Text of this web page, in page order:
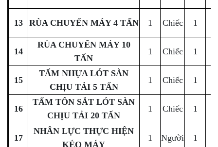
13 RÙA CHUYỂN MÁY 4 TẤN 1 Chiếc 1
14
RÙA CHUYỂN MÁY 10
TẤN
1 Chiếc 1
15
TẤM NHỰA LÓT SÀN
CHỊU TẢI 5 TẤN
1 Chiếc 1
16
TẤM TÔN SẮT LÓT SÀN
CHỊU TẢI 20 TẤN
1 Chiếc 1
17
NHÂN LỰC THỰC HIỆN
KÉO MÁY
1 Người 1